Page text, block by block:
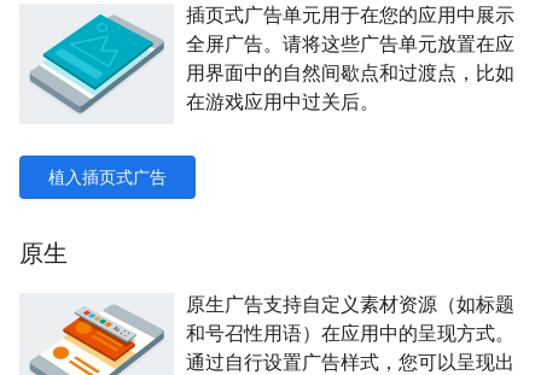
插页式广告单元用于在您的应用中展示
全屏广告。请将这些广告单元放置在应
用界面中的自然间歇点和过渡点，比如
在游戏应用中过关后。
植入插页式广告
原生
原生广告支持自定义素材资源（如标题
和号召性用语）在应用中的呈现方式。
通过自行设置广告样式，您可以呈现出